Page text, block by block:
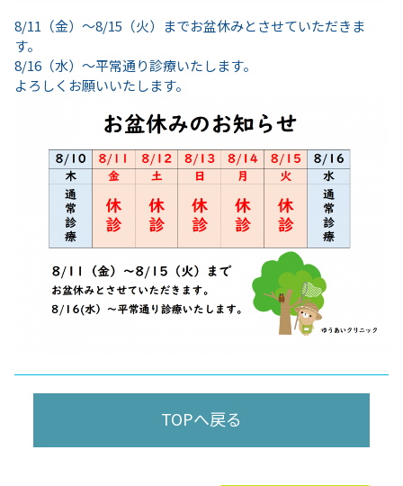
8/11（金）～8/15（火）までお盆休みとさせていただきま
す。
8/16（水）～平常通り診療いたします。
よろしくお願いいたします。
TOPへ戻る